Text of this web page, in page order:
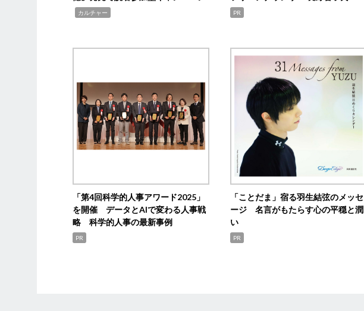
カルチャー PR
「第4回科学的人事アワード2025」
を開催 データとAIで変わる人事戦
略 科学的人事の最新事例
PR
「ことだま」宿る羽生結弦のメッセ
ージ 名言がもたらす心の平穏と潤
い
PR